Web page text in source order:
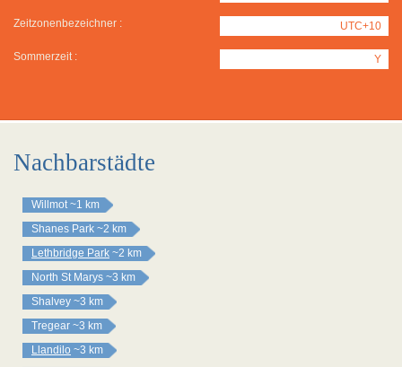
Zeitzonenbezeichner : UTC+10
Sommerzeit : Y
Nachbarstädte
Willmot ~1 km
Shanes Park ~2 km
Lethbridge Park ~2 km
North St Marys ~3 km
Shalvey ~3 km
Tregear ~3 km
Llandilo ~3 km